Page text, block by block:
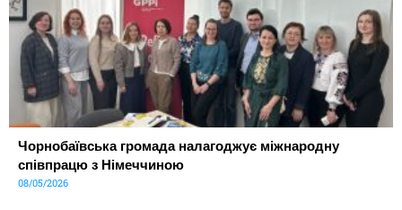
Чорнобаївська громада налагоджує міжнародну
співпрацю з Німеччиною
08/05/2026